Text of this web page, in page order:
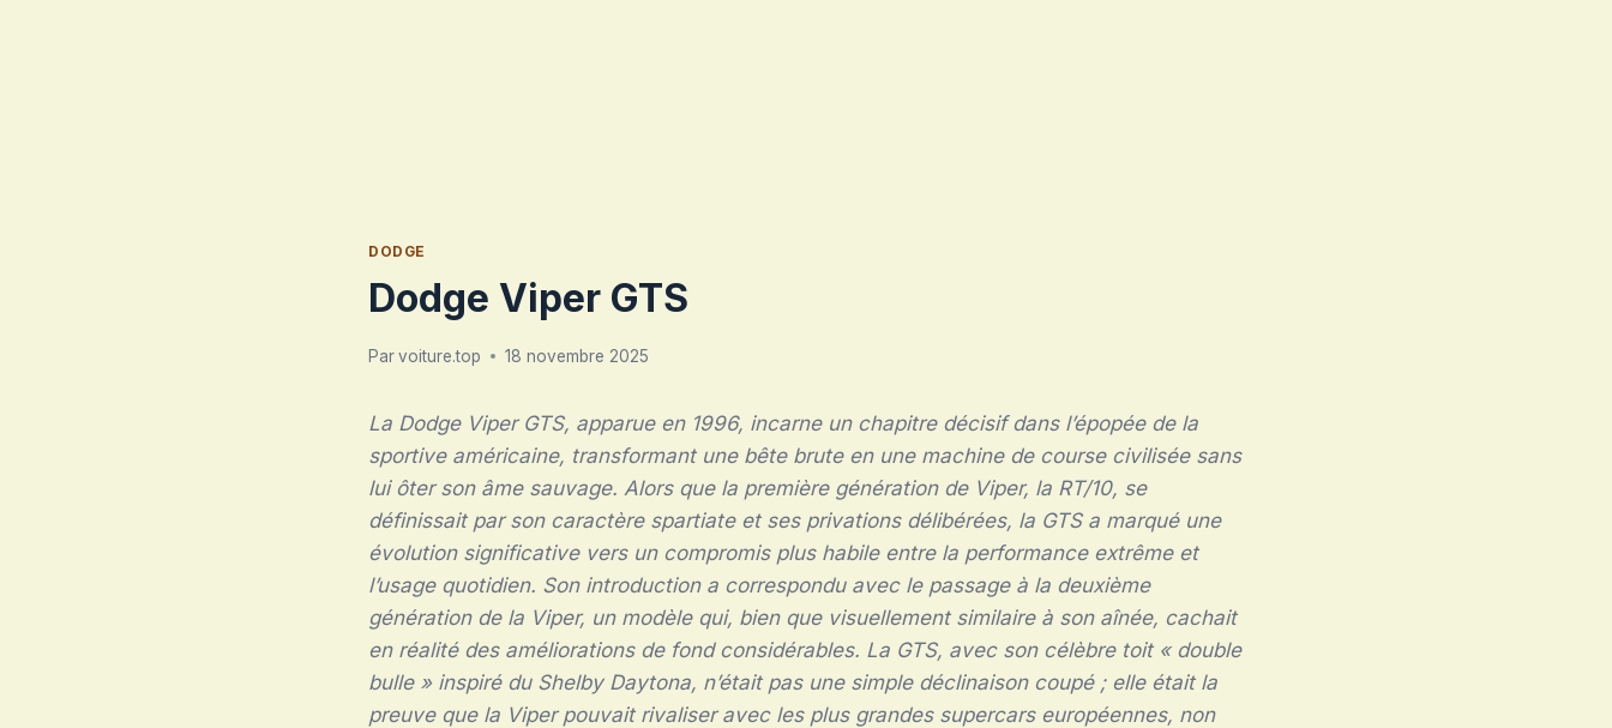
DODGE
Dodge Viper GTS
Parvoiture.top 18 novembre 2025
La Dodge Viper GTS, apparue en 1996, incarne un chapitre décisif dans l’épopée de la
sportive américaine, transformant une bête brute en une machine de course civilisée sans
lui ôter son âme sauvage. Alors que la première génération de Viper, la RT/10, se
définissait par son caractère spartiate et ses privations délibérées, la GTS a marqué une
évolution significative vers un compromis plus habile entre la performance extrême et
l’usage quotidien. Son introduction a correspondu avec le passage à la deuxième
génération de la Viper, un modèle qui, bien que visuellement similaire à son aînée, cachait
en réalité des améliorations de fond considérables. La GTS, avec son célèbre toit « double
bulle » inspiré du Shelby Daytona, n’était pas une simple déclinaison coupé ; elle était la
preuve que la Viper pouvait rivaliser avec les plus grandes supercars européennes, non